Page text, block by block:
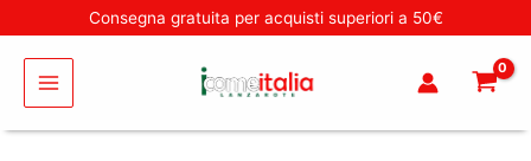
al
contenuto
Consegna gratuita per acquisti superiori a 50€
Main
Menu
TAGLIATELLE
NIDI
SEMOLA
N.107